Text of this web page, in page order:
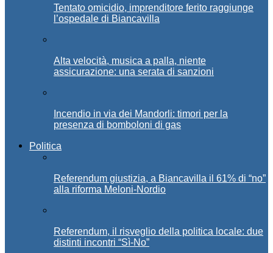
Tentato omicidio, imprenditore ferito raggiunge
l’ospedale di Biancavilla
Alta velocità, musica a palla, niente
assicurazione: una serata di sanzioni
Incendio in via dei Mandorli: timori per la
presenza di bomboloni di gas
Politica
Referendum giustizia, a Biancavilla il 61% di “no”
alla riforma Meloni-Nordio
Referendum, il risveglio della politica locale: due
distinti incontri “Sì-No”